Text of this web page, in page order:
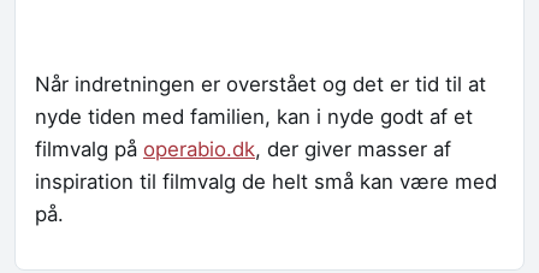
Når indretningen er overstået og det er tid til at
nyde tiden med familien, kan i nyde godt af et
filmvalg på operabio.dk, der giver masser af
inspiration til filmvalg de helt små kan være med
på.